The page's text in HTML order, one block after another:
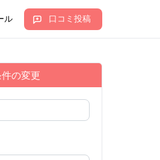
ル 口コミ投稿
の変更